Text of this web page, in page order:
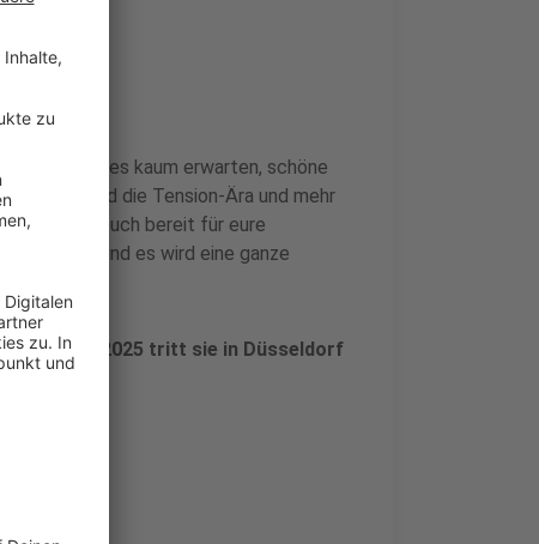
Ich kann es kaum erwarten, schöne
teilen und die Tension-Ära und mehr
macht euch bereit für eure
rufen ... und es wird eine ganze
Am07. Juli 2025 tritt sie in Düsseldorf